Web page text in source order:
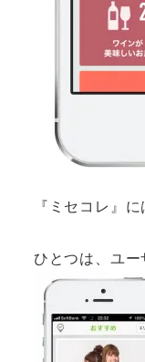
『ミセコレ』
ひとつは、ユ